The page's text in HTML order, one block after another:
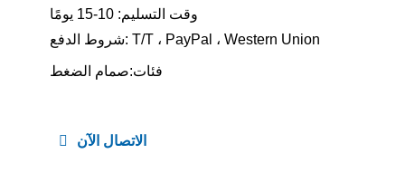
وقت التسليم: 10-15 يومًا
شروط الدفع: T/T ، PayPal ، Western Union
فئات:صمام الضغط
الاتصال الآن